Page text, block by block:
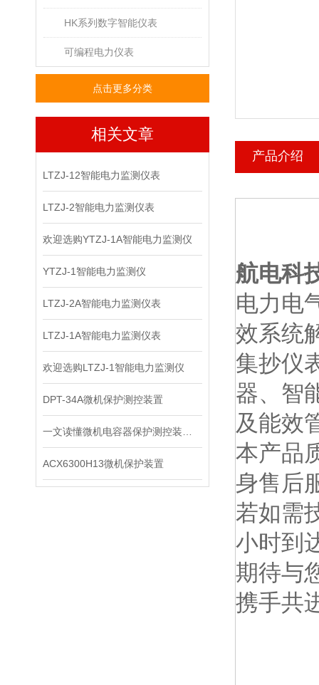
HK系列数字智能仪表
可编程电力仪表
点击更多分类
相关文章
LTZJ-12智能电力监测仪表
LTZJ-2智能电力监测仪表
欢迎选购YTZJ-1A智能电力监测仪
YTZJ-1智能电力监测仪
LTZJ-2A智能电力监测仪表
LTZJ-1A智能电力监测仪表
欢迎选购LTZJ-1智能电力监测仪
DPT-34A微机保护测控装置
ACX6300H13微机保护装置
产品介绍
航电科
电力电
效系统
集抄仪
器、智
及能效
本产品
身售后
若如需
小时到
期待与
携手共